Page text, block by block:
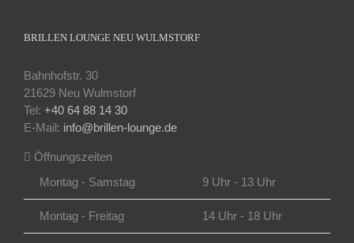
BRILLEN LOUNGE NEU WULMSTORF
Bahnhofstr. 30
21629 Neu Wulmstorf
Tel: +40 64 88 14 30
E-Mail: info@brillen-lounge.de
Öffnungszeiten
Montag - Samstag
9 Uhr - 13 Uhr
Montag - Freitag 14 Uhr - 18 Uhr